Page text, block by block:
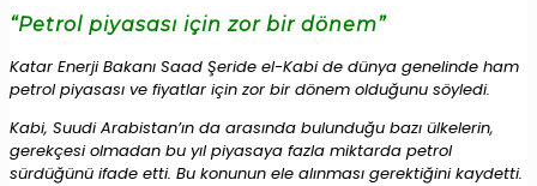
“Petrol piyasası için zor bir dönem”
Katar Enerji Bakanı Saad Şeride el-Kabi de dünya genelinde ham
petrol piyasası ve fiyatlar için zor bir dönem olduğunu söyledi.
Kabi, Suudi Arabistan’ın da arasında bulunduğu bazı ülkelerin,
gerekçesi olmadan bu yıl piyasaya fazla miktarda petrol
sürdüğünü ifade etti. Bu konunun ele alınması gerektiğini kaydetti.